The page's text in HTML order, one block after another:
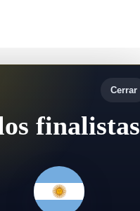
Cerrar
finalistas